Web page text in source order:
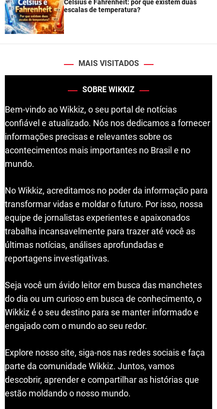
Celsius e Fahrenheit: por que existem duas
escalas de temperatura?
MAIS VISITADOS
SOBRE WIKKIZ
Bem-vindo ao Wikkiz, o seu portal de notícias
confiável e atualizado. Nós nos dedicamos a fornecer
informações precisas e relevantes sobre os
acontecimentos mais importantes no Brasil e no
mundo.
No Wikkiz, acreditamos no poder da informação para
transformar vidas e moldar o futuro. Por isso, nossa
equipe de jornalistas experientes e apaixonados
trabalha incansavelmente para trazer até você as
últimas notícias, análises aprofundadas e
reportagens investigativas.
Seja você um ávido leitor em busca das manchetes
do dia ou um curioso em busca de conhecimento, o
Wikkiz é o seu destino para se manter informado e
engajado com o mundo ao seu redor.
Explore nosso site, siga-nos nas redes sociais e faça
parte da comunidade Wikkiz. Juntos, vamos
descobrir, aprender e compartilhar as histórias que
estão moldando o nosso mundo.